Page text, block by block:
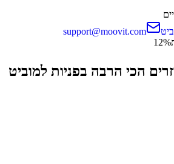
support@moovit.com
12%
הכי הרבה בפניות למוביט